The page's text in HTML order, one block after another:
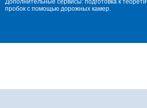
пробок с помощью дорожных камер.